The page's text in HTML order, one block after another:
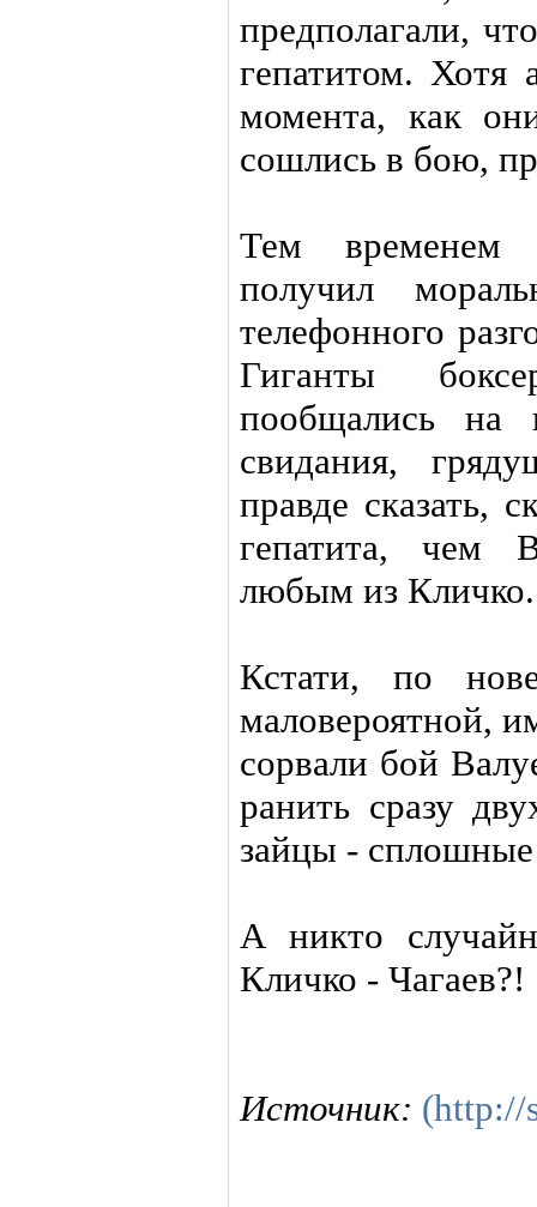
предполагали,
гепатитом. Хотя
момента, как
сошлись в бою,
Тем
получил
телефонного
Гиганты
пообщались на
свидания,
правде сказать,
гепатита, чем
любым из Кличко.
Кстати, по
маловероятной,
сорвали бой
ранить сразу
зайцы -
А никто
Кличко - Чагаев?!
Источник: (http://